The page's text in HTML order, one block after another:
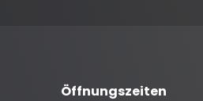
Öffnungszeiten